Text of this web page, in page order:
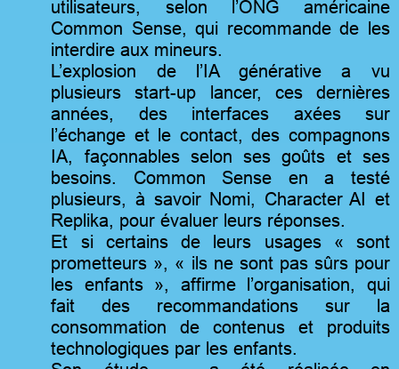
utilisateurs, selon l’ONG américaine
Common Sense, qui recommande de les
interdire aux mineurs.
L’explosion de l’IA générative a vu
plusieurs start-up lancer, ces dernières
années, des interfaces axées sur
l’échange et le contact, des compagnons
IA, façonnables selon ses goûts et ses
besoins. Common Sense en a testé
plusieurs, à savoir Nomi, Character AI et
Replika, pour évaluer leurs réponses.
Et si certains de leurs usages « sont
prometteurs », « ils ne sont pas sûrs pour
les enfants », affirme l’organisation, qui
fait des recommandations sur la
consommation de contenus et produits
technologiques par les enfants.